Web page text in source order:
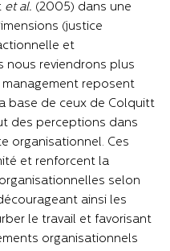
et al. (2005) dans une
(justice
et
nous reviendrons plus
management reposent
base de ceux de Colquitt
des perceptions dans
organisationnel. Ces
et renforcent la
selon
ainsi les
le travail et favorisant
organisationnels